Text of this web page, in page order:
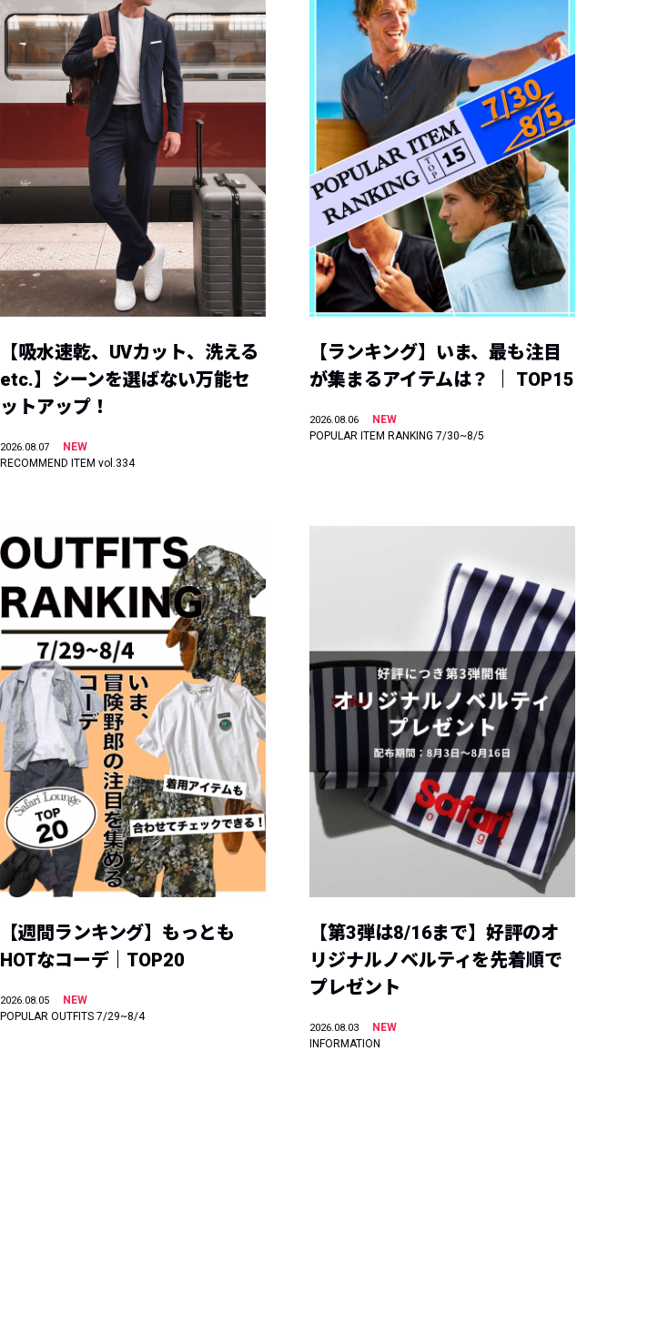
【吸水速乾、UVカット、洗える
etc.】シーンを選ばない万能セ
ットアップ！
2026.08.07
NEW
RECOMMEND ITEM vol.334
【ランキング】いま、最も注目
が集まるアイテムは？ ｜ TOP15
2026.08.06
NEW
POPULAR ITEM RANKING 7/30~8/5
【週間ランキング】もっとも
HOTなコーデ｜TOP20
2026.08.05
NEW
POPULAR OUTFITS 7/29~8/4
【第3弾は8/16まで】好評のオ
リジナルノベルティを先着順で
プレゼント
2026.08.03
NEW
INFORMATION